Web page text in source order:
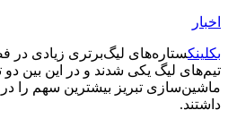
اخبار
بکلینکستاره‌های لیگ‌برتری زیادی در
تیم‌های لیگ یکی شدند و در این بین دو
ماشین‌سازی تبریز بیشترین سهم را
داشتند.